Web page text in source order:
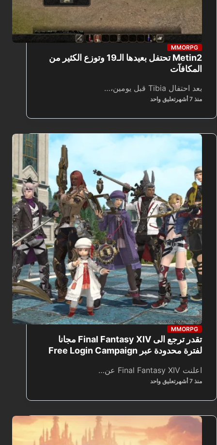
MMORPG
Metin2 تحتفل بعيدها الـ19 وتوزع الكثير من
المكافآت
بعد احتفال Tibia قبل يومين،…
منذ 7 أشهر تعليق واحد
MMORPG
تقدر ترجع الى Final Fantasy XIV مجانا
لفترة محدودة عبر Free Login Campaign
اعلنت Final Fantasy XIV عن…
منذ 7 أشهر تعليق واحد